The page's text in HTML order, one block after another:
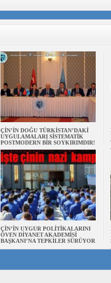
ÇİN’İN DOĞU TÜRKİSTAN’DAKİ
UYGULAMALARI SİSTEMATİK
POSTMODERN BİR SOYKIRIMDIR!
ÇİN’İN UYGUR POLİTİKALARINI
ÖVEN DİYANET AKADEMİSİ
BAŞKANI’NA TEPKİLER SÜRÜYOR